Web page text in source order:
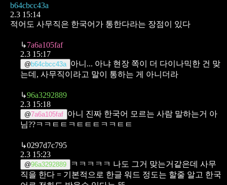
b64cbcc43a
2.3 15:14
적어도 사무직은 한국어가 통한다라는 장점이 있다
↳7a6a105faf
2.3 15:17
@ b64cbcc43a 아니... 아냐 현장 쪽이 더 다이나믹한 건 맞
는데, 사무직이라고 말이 통하는 게 아니더라
↳96a3292889
2.3 15:18
@7a6a105faf 아니 진짜 한국어 모르는 사람 말하는거 아
님??ㅋㅋㅌㅌㅋㅌㅌㅌㅋㅋㅌㅌ
↳0297d7c795
2.3 15:23
@96a3292889
ㅋㅋㅋㅋㅋ 나도 그거 맞는거같은데 사무
직을 한다 = 기본적으로 한글 워드 정도는 할줄 알고 한국